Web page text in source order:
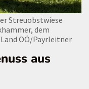
Streuobstwiese
dem
OÖ/Payrleitner
aus